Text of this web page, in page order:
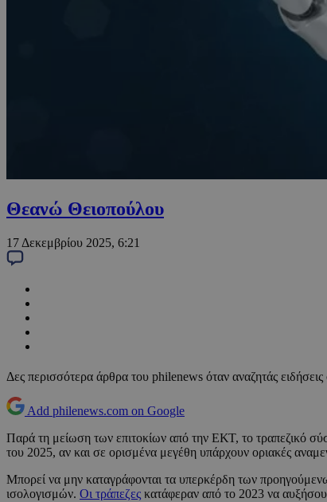
Θεανώ Θειοπούλου
17 Δεκεμβρίου 2025, 6:21
Δες περισσότερα άρθρα του philenews όταν αναζητάς
Add philenews.com on Google
Παρά τη μείωση των επιτοκίων από την ΕΚΤ, το τραπεζικό
του 2025, αν και σε ορισμένα μεγέθη υπάρχουν οριακές
Μπορεί να μην καταγράφονται τα υπερκέρδη των
ισολογισμών. Οι τράπεζες κατάφεραν από το 2023 να